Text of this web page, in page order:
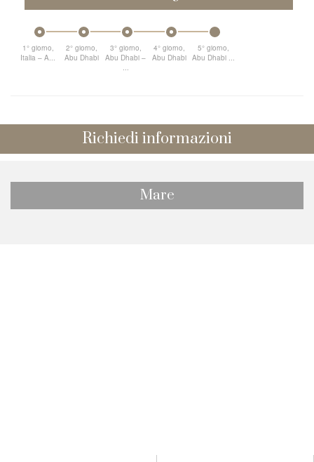
1° giorno,
Italia – A...
2° giorno,
Abu Dhabi
3° giorno,
Abu Dhabi –
...
4° giorno,
Abu Dhabi
5° giorno,
Abu Dhabi ...
Richiedi informazioni
Mare